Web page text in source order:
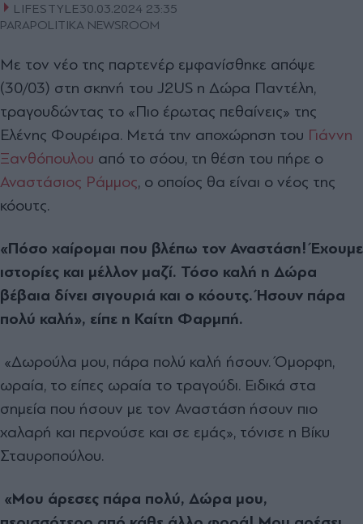
LIFESTYLE30.03.2024 23:35
PARAPOLITIKA NEWSROOM
Με τον νέο της παρτενέρ εμφανίσθηκε απόψε
(30/03) στη σκηνή του J2US η Δώρα Παντέλη,
τραγουδώντας το «Πιο έρωτας πεθαίνεις» της
Ελένης Φουρέιρα. Μετά την αποχώρηση του Γιάννη
Ξανθόπουλου από το σόου, τη θέση του πήρε ο
Αναστάσιος Ράμμος, ο οποίος θα είναι ο νέος της
κόουτς.
«Πόσο χαίρομαι που βλέπω τον Αναστάση! Έχουμε
ιστορίες και μέλλον μαζί. Τόσο καλή η Δώρα
βέβαια δίνει σιγουριά και ο κόουτς. Ήσουν πάρα
πολύ καλή», είπε η Καίτη Φαρμπή.
«Δωρούλα μου, πάρα πολύ καλή ήσουν. Όμορφη,
ωραία, το είπες ωραία το τραγούδι. Ειδικά στα
σημεία που ήσουν με τον Αναστάση ήσουν πιο
χαλαρή και περνούσε και σε εμάς», τόνισε η Βίκυ
Σταυροπούλου.
«Μου άρεσες πάρα πολύ, Δώρα μου,